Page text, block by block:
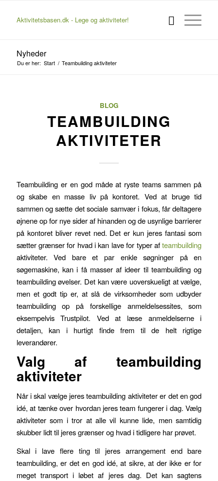
Aktivitetsbasen.dk - Lege og aktiviteter!
Nyheder
Du er her: Start / Teambuilding aktiviteter
BLOG
TEAMBUILDING
AKTIVITETER
Teambuilding er en god måde at ryste teams sammen på
og skabe en masse liv på kontoret. Ved at bruge tid
sammen og sætte det sociale samvær i fokus, får deltagere
øjnene op for nye sider af hinanden og de usynlige barrierer
på kontoret bliver revet ned. Det er kun jeres fantasi som
sætter grænser for hvad i kan lave for typer afteambuilding
aktiviteter. Ved bare et par enkle søgninger på en
søgemaskine, kan i få masser af ideer til teambuilding og
teambuilding øvelser. Det kan være uoverskueligt at vælge,
men et godt tip er, at slå de virksomheder som udbyder
teambuilding op på forskellige anmeldelsessites, som
eksempelvis Trustpilot. Ved at læse anmeldelserne i
detaljen, kan i hurtigt finde frem til de helt rigtige
leverandører.
Valg af teambuilding
aktiviteter
Når i skal vælge jeres teambuilding aktiviteter er det en god
idé, at tænke over hvordan jeres team fungerer i dag. Vælg
aktiviteter som i tror at alle vil kunne lide, men samtidig
skubber lidt til jeres grænser og hvad i tidligere har prøvet.
Skal i lave flere ting til jeres arrangement end bare
teambuilding, er det en god idé, at sikre, at der ikke er for
meget transport i løbet af jeres dag. Det kan sagtens